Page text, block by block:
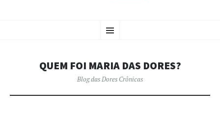
BLOG DAS
PADÃO
Menu
PARA
QUEM FOI MARIA DAS DORES?
Blog das Dores Crônicas